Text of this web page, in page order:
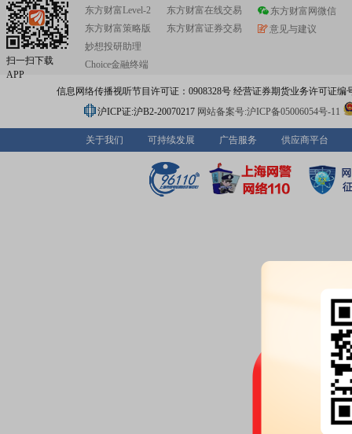
扫一扫下载
APP
东方财富Level-2
东方财富策略版
妙想投研助理
Choice金融终端
东方财富在线交易
东方财富证券交易
东方财富网微信
意见与建议
信息网络传播视听节目许可证：0908328号 经营证券期货业务许可证编
沪ICP证:沪B2-20070217 网站备案号:沪ICP备05006054号-11
关于我们 可持续发展 广告服务 供应商平台